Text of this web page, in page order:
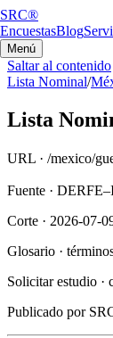
SRC®
EncuestasBlog
Menú
Saltar al contenido
Lista Nominal/
Lista
URL · /mexico/
Fuente ·
Corte · 2026-07-
Glosario ·
Solicitar estudio ·
Publicado por